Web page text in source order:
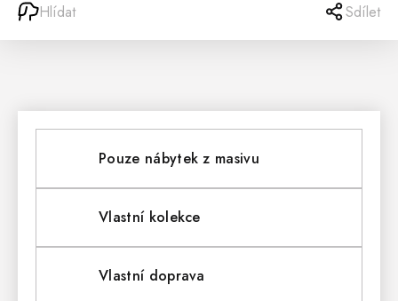
Hlídat Sdílet
Pouze nábytek z masivu
Vlastní kolekce
Vlastní doprava